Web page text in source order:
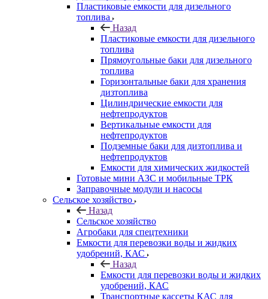
Пластиковые емкости для дизельного
топлива
Назад
Пластиковые емкости для дизельного
топлива
Прямоугольные баки для дизельного
топлива
Горизонтальные баки для хранения
дизтоплива
Цилиндрические емкости для
нефтепродуктов
Вертикальные емкости для
нефтепродуктов
Подземные баки для дизтоплива и
нефтепродуктов
Емкости для химических жидкостей
Готовые мини АЗС и мобильные ТРК
Заправочные модули и насосы
Сельское хозяйство
Назад
Сельское хозяйство
Агробаки для спецтехники
Емкости для перевозки воды и жидких
удобрений, КАС
Назад
Емкости для перевозки воды и жидких
удобрений, КАС
Транспортные кассеты КАС для